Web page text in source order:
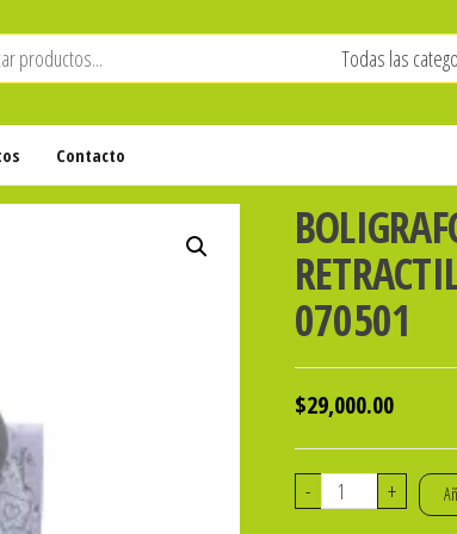
Contacto
070501
$29,000.00
-
BOLIGRAFO
+